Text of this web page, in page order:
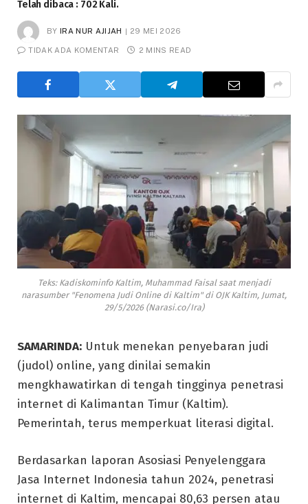
Telah dibaca : 702 Kali.
BY IRA NUR AJIJAH 29 MEI 2026
TIDAK ADA KOMENTAR 2 MINS READ
Teks: Kadiskominfo Kaltim, Muhammad Faisal saat menjadi
narasumber "Fenomena Judi Online di Kaltim" di OJK Kaltim, Jumat,
29/5/2026 (Narasi.co/Ira)
SAMARINDA: Untuk menekan penyebaran judi
(judol) online, yang dinilai semakin
mengkhawatirkan di tengah tingginya penetrasi
internet di Kalimantan Timur (Kaltim).
Pemerintah, terus memperkuat literasi digital.
Berdasarkan laporan Asosiasi Penyelenggara
Jasa Internet Indonesia tahun 2024, penetrasi
internet di Kaltim, mencapai 80,63 persen atau